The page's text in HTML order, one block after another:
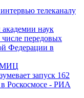
телеканалу
наук
передовых
Федерации в
запуск 162
в Роскосмосе - РИА